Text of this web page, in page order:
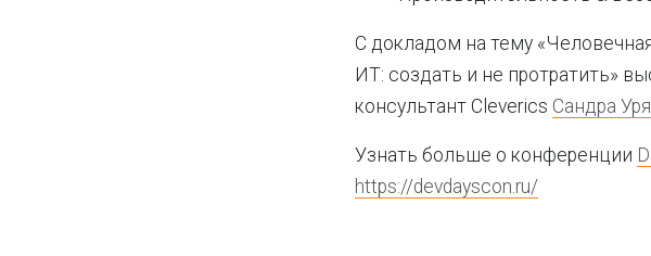
С докладом на тему
ИТ: создать и не протратить»
консультант Cleverics Сандра
Узнать больше о конференции
https://devdayscon.ru/